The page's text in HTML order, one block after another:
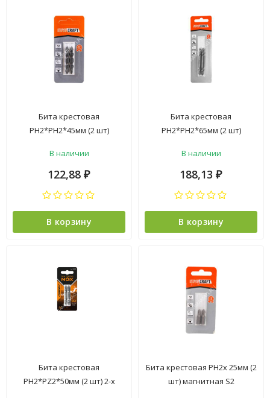
Бита крестовая
PH2*PH2*45мм (2 шт)
хсторон.хвостовик1/4"Е
(В422-21-
В наличии
122,88 ₽
В корзину
Бита крестовая
PH2*PH2*65мм (2 шт)
хсторон.хвостовик1/4"Е
(B422-21-
В наличии
188,13 ₽
В корзину
Бита крестовая
PH2*PZ2*50мм (2 шт) 2-х
Бита крестовая PH2х 25мм (2
шт) магнитная S2